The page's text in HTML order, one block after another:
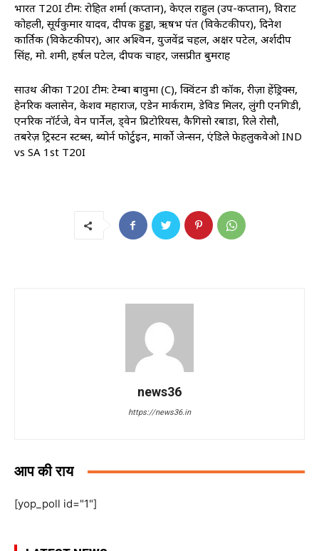
भारत T20I टीम: रोहित शर्मा (कप्तान), केएल राहुल (उप-कप्तान), विराट
कोहली, सूर्यकुमार यादव, दीपक हुड्डा, ऋषभ पंत (विकेटकीपर), दिनेश
कार्तिक (विकेटकीपर), आर अश्विन, युजवेंद्र चहल, अक्षर पटेल, अर्शदीप
सिंह, मो. शमी, हर्षल पटेल, दीपक चाहर, जसप्रीत बुमराह
साउथ अफ्रीका T20I टीम: टेम्बा बावुमा (C), क्विंटन डी कॉक, रीज़ा हेंड्रिक्स,
हेनरिक क्लासेन, केशव महाराज, एडेन मार्कराम, डेविड मिलर, लुंगी एनगिडी,
एनरिक नॉर्टजे, वेन पार्नेल, ड्वेन प्रिटोरियस, कैगिसो रबाडा, रिले रोसौ,
तबरेज़ ट्रिस्टन स्टब्स, ब्योर्न फोर्टुइन, मार्को जेन्सन, एंडिले फेहलुकवेओ IND
vs SA 1st T20I
news36
https://news36.in
आप की राय
[yop_poll id="1"]